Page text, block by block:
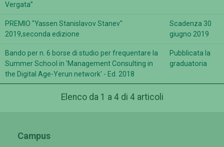
Vergata”
PREMIO "Yassen Stanislavov Stanev"
2019,seconda edizione
Scadenza 30
giugno 2019
Bando per n. 6 borse di studio per frequentare la
Summer School in 'Management Consulting in
the Digital Age-Yerun network' - Ed. 2018
Pubblicata la
graduatoria
Elenco da 1 a 4 di 4 articoli
Campus